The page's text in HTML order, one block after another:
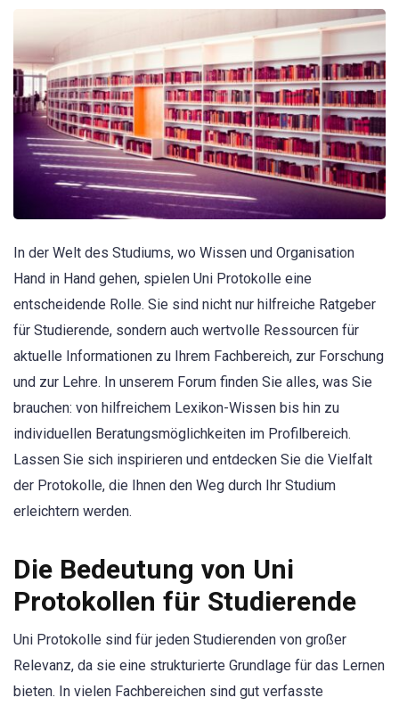
In der Welt des Studiums, wo Wissen und Organisation
Hand in Hand gehen, spielen Uni Protokolle eine
entscheidende Rolle. Sie sind nicht nur hilfreiche Ratgeber
für Studierende, sondern auch wertvolle Ressourcen für
aktuelle Informationen zu Ihrem Fachbereich, zur Forschung
und zur Lehre. In unserem Forum finden Sie alles, was Sie
brauchen: von hilfreichem Lexikon-Wissen bis hin zu
individuellen Beratungsmöglichkeiten im Profilbereich.
Lassen Sie sich inspirieren und entdecken Sie die Vielfalt
der Protokolle, die Ihnen den Weg durch Ihr Studium
erleichtern werden.
Die Bedeutung von Uni
Protokollen für Studierende
Uni Protokolle sind für jeden Studierenden von großer
Relevanz, da sie eine strukturierte Grundlage für das Lernen
bieten. In vielen Fachbereichen sind gut verfasste